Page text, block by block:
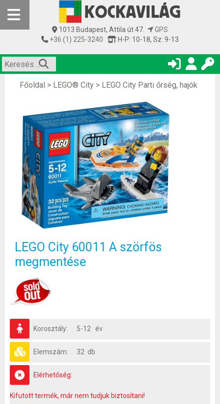
1013 Budapest, Attila út 47.
GPS
+36 (1) 225-3240
H-P: 10-18, Sz: 9-13
Főoldal > LEGO® City > LEGO City Parti őrség, hajók
LEGO City 60011 A szörfös
megmentése
Korosztály: 5-12 év
Elemszám: 32 db
Elérhetőség:
Kifutott termék, már nem tudjuk biztosítani!